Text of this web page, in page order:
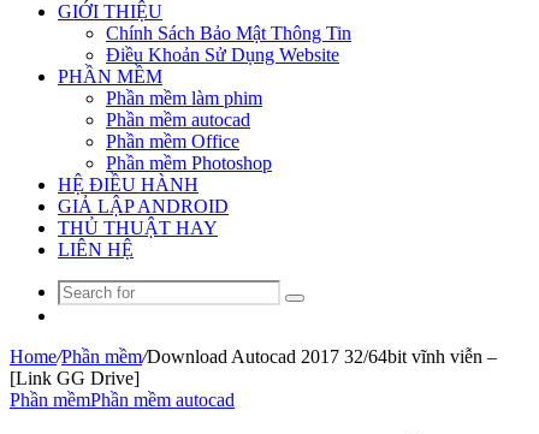
GIỚI THIỆU
Chính Sách Bảo Mật Thông Tin
Điều Khoản Sử Dụng Website
PHẦN MỀM
Phần mềm làm phim
Phần mềm autocad
Phần mềm Office
Phần mềm Photoshop
HỆ ĐIỀU HÀNH
GIẢ LẬP ANDROID
THỦ THUẬT HAY
LIÊN HỆ
Search
Home/Phần mềm/Download Autocad 2017 32/64bit vĩnh viễn –
[Link GG Drive]
Phần mềmPhần mềm autocad